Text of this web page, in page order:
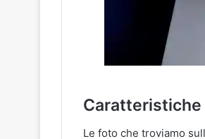
Le foto che troviamo